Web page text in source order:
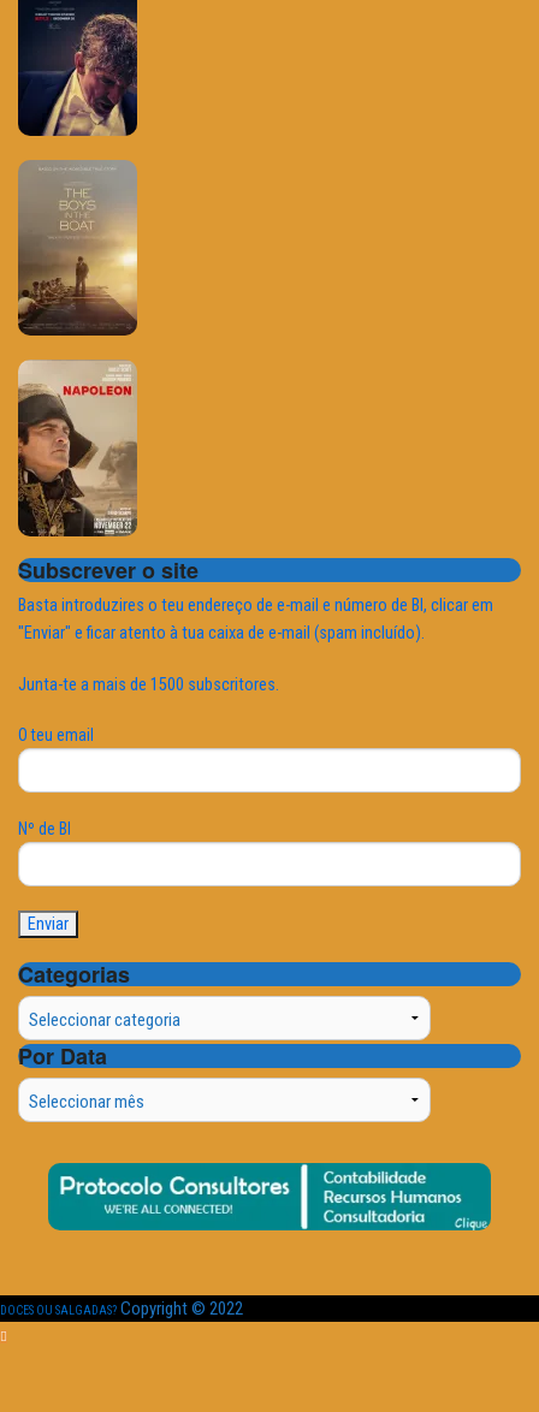
Subscrever o site
Basta introduzires o teu endereço de e-mail e número de BI, clicar em
"Enviar" e ficar atento à tua caixa de e-mail (spam incluído).
Junta-te a mais de 1500 subscritores.
O teu email
Nº de BI
Categorias
Categorias
Por Data
Por
Data
DOCES OU SALGADAS? Copyright © 2022